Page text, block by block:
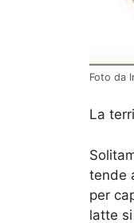
Foto da
La
tende
per
latte